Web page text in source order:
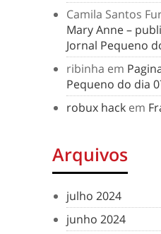
Camila Santos
Mary Anne –
Jornal Pequeno
ribinha em
Pequeno do dia
robux hack em
Arquivos
julho 2024
junho 2024